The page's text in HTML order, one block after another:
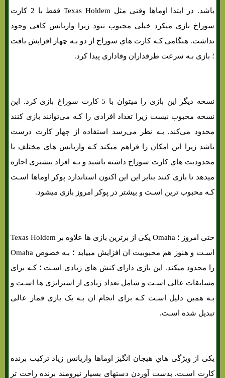
باشد. در ابتدا اوماها وقتی مثل Texas Holdem فقط با 2 کارت
سوراخ بازی میکرد خیلی محبوب نبود زیرا واریانس کافی وجود
نداشت. هنگامی کـه کارت هاي‌ سوراخ از دو بـه چهار افزایش یافت
؛ بازی بـه سرعت طرفداران وفاداری پیدا کرد.
نسخه دیگر این بازی را میتوان با 5 کارت سوراخ بازی کرد. این
نسخه محبوب نیست زیرا تعداد افرادی را کـه می‌توانند بازی کنند
محدود می‌کند. بـه نظر می‌رسد استفاده از چهار کارت درست
باشد زیرا این امکان را فراهم میکند کـه واریانس هاي‌ مختلف با
محدودیت هاي‌ کارت سوراخ داشته باشید و بـه افراد بیشتری اجازه
میدهد تا بازی کنند بنابر این این اکنون استاندارد پوکر اوماها اسـت
کـه محبوب ترین اسـت و بیشتر در پوکر امروز بازی میشود.
حتی امروز ؛ Omaha یکی از برترین بازی ها علاوه بر Texas Holdem
اسـت و هنوز هم محبوبیت ان افزایش مییابد ؛ بـه خصوص Omaha
را محدود میکند. این بازی دارای کنش هاي‌ زیادی اسـت ؛ کـه برای
مسابقات عالی اسـت و شامل تعداد زیادی از استراتژی ها اسـت و
بـه همین دلیل اسـت کـه برای انجام ان بـه یک بازی قمار عالی
تبدیل شده اسـت.
یکی از ویژگی هاي‌ هیجان انگیز اوماها واریانس زیاد ترکیب برنده
کارت اسـت. بدست آوردن دستهای بسیار نیرومند برنده راحت تر